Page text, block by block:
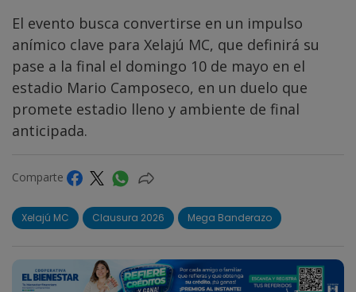
El evento busca convertirse en un impulso
anímico clave para Xelajú MC, que definirá su
pase a la final el domingo 10 de mayo en el
estadio Mario Camposeco, en un duelo que
promete estadio lleno y ambiente de final
anticipada.
Comparte
Xelajú MC Clausura 2026 Mega Banderazo